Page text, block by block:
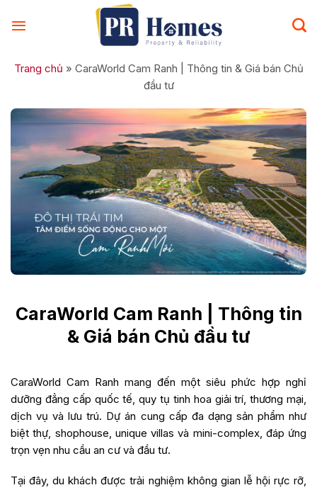
Trang chủ » CaraWorld Cam Ranh | Thông tin & Giá bán Chủ
đầu tư
CaraWorld Cam Ranh | Thông tin
& Giá bán Chủ đầu tư
CaraWorld Cam Ranh mang đến một siêu phức hợp nghỉ
dưỡng đẳng cấp quốc tế, quy tụ tinh hoa giải trí, thương mại,
dịch vụ và lưu trú. Dự án cung cấp đa dạng sản phẩm như
biệt thự, shophouse, unique villas và mini-complex, đáp ứng
trọn vẹn nhu cầu an cư và đầu tư.
Tại đây, du khách được trải nghiệm không gian lễ hội rực rỡ,